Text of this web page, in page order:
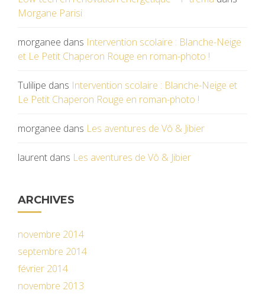
Morgane Parisi
morganee dans Intervention scolaire : Blanche-Neige
et Le Petit Chaperon Rouge en roman-photo !
Tulilipe dans Intervention scolaire : Blanche-Neige et
Le Petit Chaperon Rouge en roman-photo !
morganee dans Les aventures de Vô & Jibier
laurent dans Les aventures de Vô & Jibier
ARCHIVES
novembre 2014
septembre 2014
février 2014
novembre 2013